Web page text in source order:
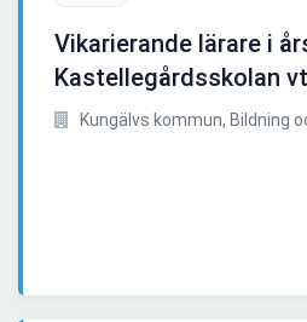
Vikarierande lärare i
Kastellegårdsskolan
Kungälvs kommun, Bildning